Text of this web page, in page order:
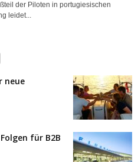
der Piloten in portugiesischen
leidet...
neue
für B2B